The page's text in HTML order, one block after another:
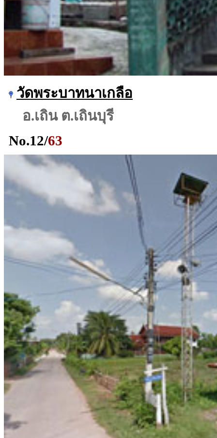
วัดพระบาทนาเกลือ
อ.เถิน ต.เถินบุรี
No.12/63